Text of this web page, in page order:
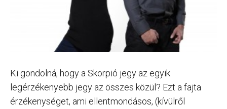
Ki gondolná, hogy a Skorpió jegy az egyik
legérzékenyebb jegy az összes közül? Ezt a fajta
érzékenységet, ami ellentmondásos, (kívülről